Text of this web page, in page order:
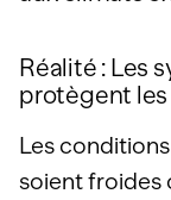
Réalité : Les
protègent
Les
soient froides